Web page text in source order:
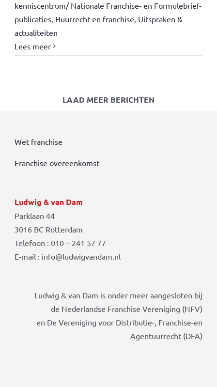
kenniscentrum/ Nationale Franchise- en Formulebrief-
publicaties, Huurrecht en franchise, Uitspraken &
actualiteiten
Lees meer
LAAD MEER BERICHTEN
Wet franchise
Franchise overeenkomst
Ludwig & van Dam
Parklaan 44
3016 BC Rotterdam
Telefoon : 010 – 241 57 77
E-mail : info@ludwigvandam.nl
Ludwig & van Dam is onder meer aangesloten bij
de Nederlandse Franchise Vereniging (NFV)
en De Vereniging voor Distributie-, Franchise-en
Agentuurrecht (DFA)